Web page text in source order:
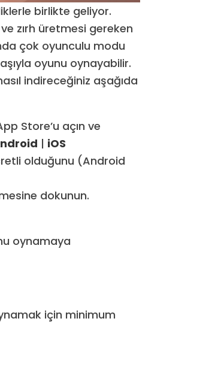
birlikte geliyor.
zırh üretmesi gereken
çok oyunculu modu
oyunu oynayabilir.
indireceğiniz aşağıda
Store’u açın ve
| iOS
olduğunu (Android
dokunun.
oynamaya
için minimum